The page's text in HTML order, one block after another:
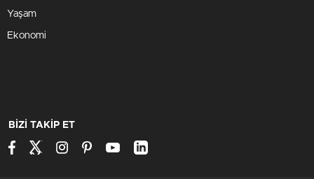
Yaşam
Ekonomi
BİZİ TAKİP ET